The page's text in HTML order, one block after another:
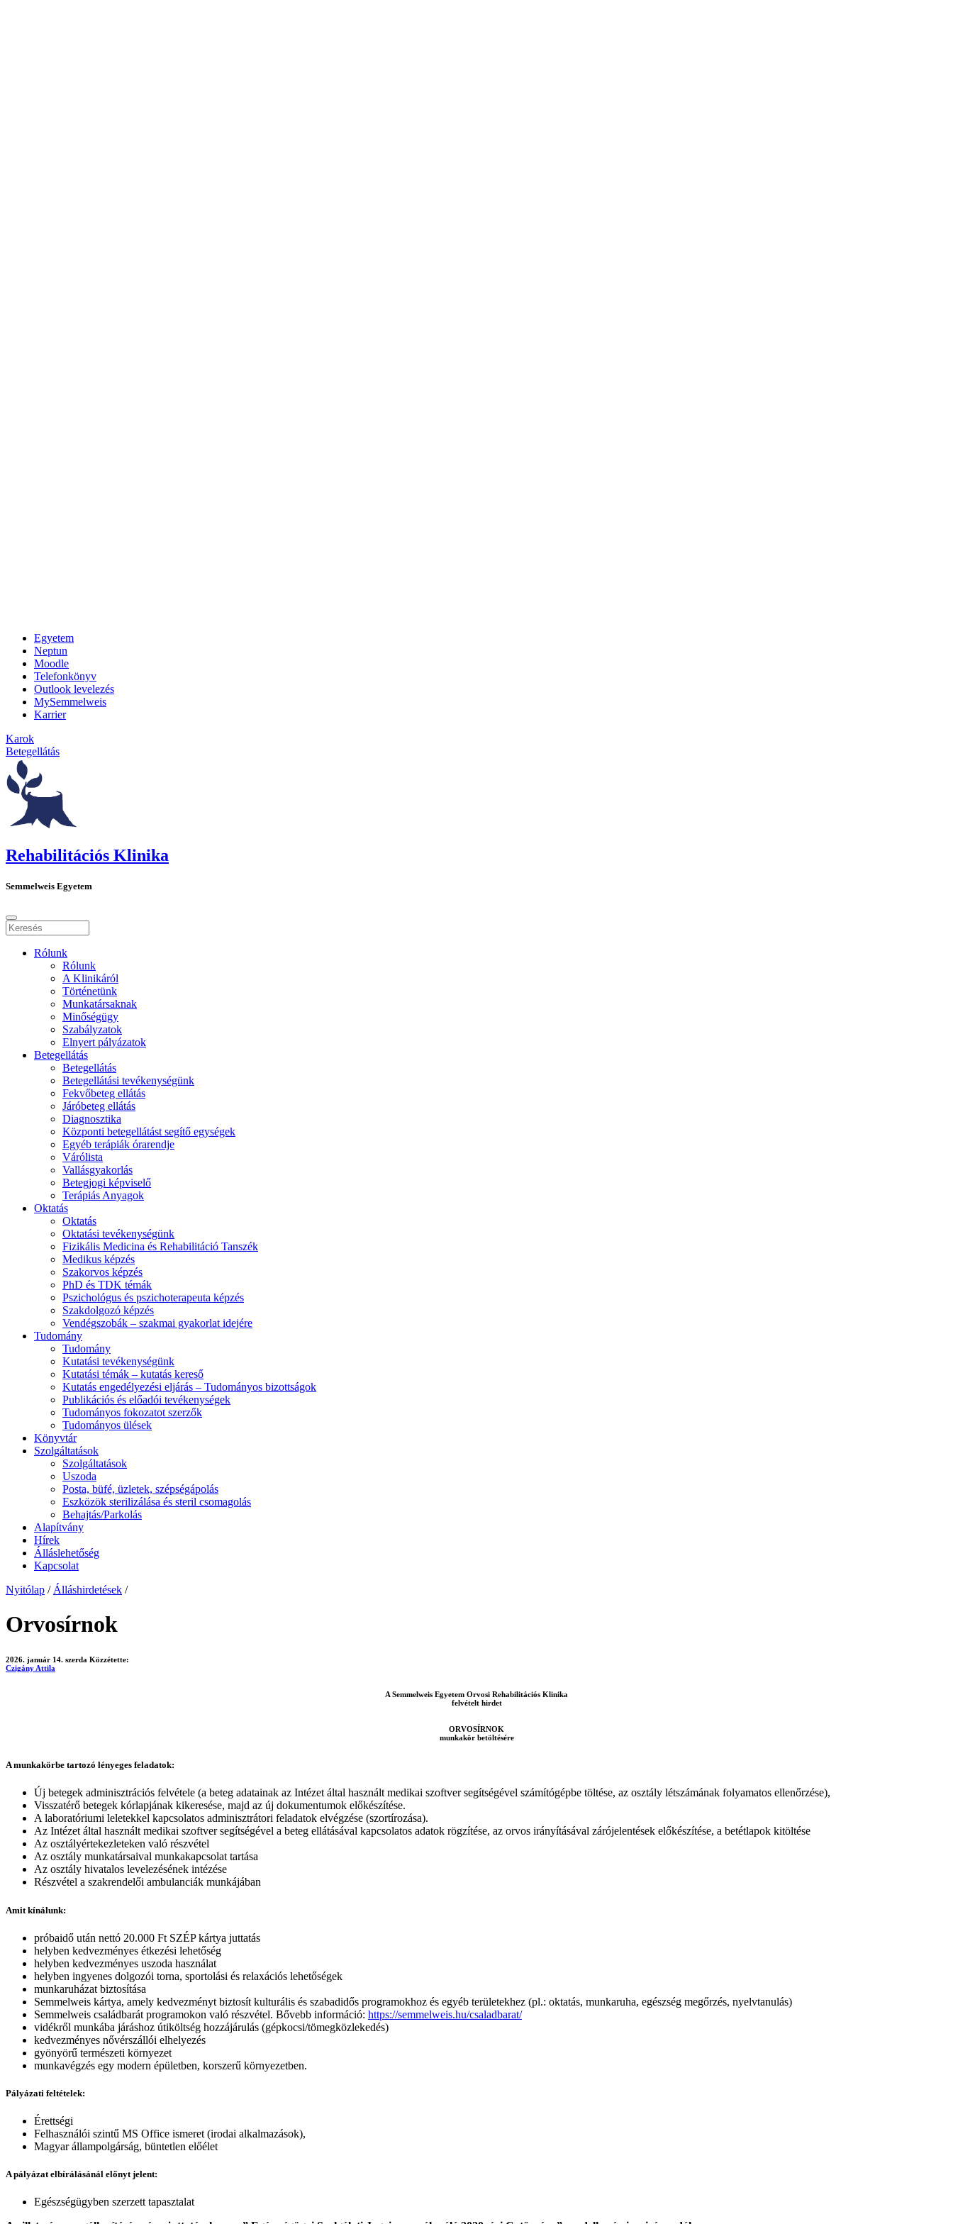
Egyetem
Neptun
Moodle
Telefonkönyv
Outlook levelezés
MySemmelweis
Karrier
Karok
Betegellátás
Rehabilitációs Klinika
Semmelweis Egyetem
Rólunk
Rólunk
A Klinikáról
Történetünk
Munkatársaknak
Minőségügy
Szabályzatok
Elnyert pályázatok
Betegellátás
Betegellátás
Betegellátási tevékenységünk
Fekvőbeteg ellátás
Járóbeteg ellátás
Diagnosztika
Központi betegellátást segítő egységek
Egyéb terápiák órarendje
Várólista
Vallásgyakorlás
Betegjogi képviselő
Terápiás Anyagok
Oktatás
Oktatás
Oktatási tevékenységünk
Fizikális Medicina és Rehabilitáció Tanszék
Medikus képzés
Szakorvos képzés
PhD és TDK témák
Pszichológus és pszichoterapeuta képzés
Szakdolgozó képzés
Vendégszobák – szakmai gyakorlat idejére
Tudomány
Tudomány
Kutatási tevékenységünk
Kutatási témák – kutatás kereső
Kutatás engedélyezési eljárás – Tudományos bizottságok
Publikációs és előadói tevékenységek
Tudományos fokozatot szerzők
Tudományos ülések
Könyvtár
Szolgáltatások
Szolgáltatások
Uszoda
Posta, büfé, üzletek, szépségápolás
Eszközök sterilizálása és steril csomagolás
Behajtás/Parkolás
Alapítvány
Hírek
Álláslehetőség
Kapcsolat
Nyitólap / Álláshirdetések /
Orvosírnok
2026. január 14. szerda Közzétette:
Czigány Attila
A Semmelweis Egyetem Orvosi Rehabilitációs Klinika
felvételt hirdet
ORVOSÍRNOK
munkakör betöltésére
A munkakörbe tartozó lényeges feladatok:
Új betegek adminisztrációs felvétele (a beteg adatainak az Intézet által használt medikai szoftver segítségével számítógépbe töltése, az osztály létszámának folyamatos ellenőrzése),
Visszatérő betegek kórlapjának kikeresése, majd az új dokumentumok előkészítése.
A laboratóriumi leletekkel kapcsolatos adminisztrátori feladatok elvégzése (szortírozása).
Az Intézet által használt medikai szoftver segítségével a beteg ellátásával kapcsolatos adatok rögzítése, az orvos irányításával zárójelentések előkészítése, a betétlapok kitöltése
Az osztályértekezleteken való részvétel
Az osztály munkatársaival munkakapcsolat tartása
Az osztály hivatalos levelezésének intézése
Részvétel a szakrendelői ambulanciák munkájában
Amit kínálunk:
próbaidő után nettó 20.000 Ft SZÉP kártya juttatás
helyben kedvezményes étkezési lehetőség
helyben kedvezményes uszoda használat
helyben ingyenes dolgozói torna, sportolási és relaxációs lehetőségek
munkaruházat biztosítása
Semmelweis kártya, amely kedvezményt biztosít kulturális és szabadidős programokhoz és egyéb területekhez (pl.: oktatás, munkaruha, egészség megőrzés, nyelvtanulás)
Semmelweis családbarát programokon való részvétel. Bővebb információ: https://semmelweis.hu/csaladbarat/
vidékről munkába járáshoz útiköltség hozzájárulás (gépkocsi/tömegközlekedés)
kedvezményes nővérszállói elhelyezés
gyönyörű természeti környezet
munkavégzés egy modern épületben, korszerű környezetben.
Pályázati feltételek:
Érettségi
Felhasználói szintű MS Office ismeret (irodai alkalmazások),
Magyar állampolgárság, büntetlen előélet
A pályázat elbírálásánál előnyt jelent:
Egészségügyben szerzett tapasztalat